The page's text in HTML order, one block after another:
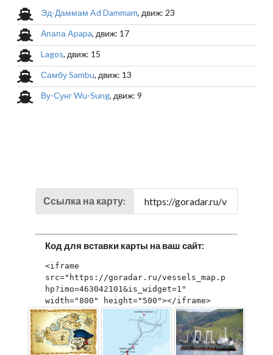
Эд-Даммам Ad Dammam, движ: 23
Апапа Apapa, движ: 17
Lagos, движ: 15
Самбу Sambu, движ: 13
Ву-Сунг Wu-Sung, движ: 9
Ссылка на карту:
Код для вставки карты на ваш сайт:
<iframe
src="https://goradar.ru/vessels_map.p
hp?imo=463042101&is_widget=1"
width="800" height="500"></iframe>